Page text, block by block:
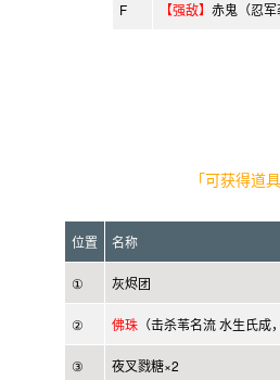
F 【强敌】 赤鬼（忍军
「可获得道具
位置 名称
① 灰烬团
② 佛珠 （击杀苇名流 水生氏成
③ 夜叉戮糖×2